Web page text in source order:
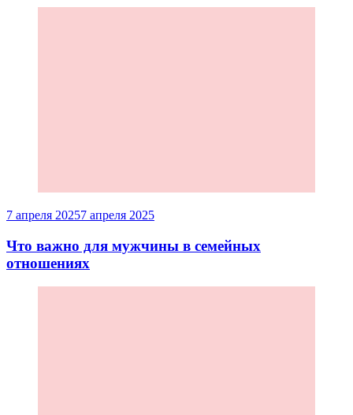
7 апреля 20257 апреля 2025
Что важно для мужчины в семейных
отношениях